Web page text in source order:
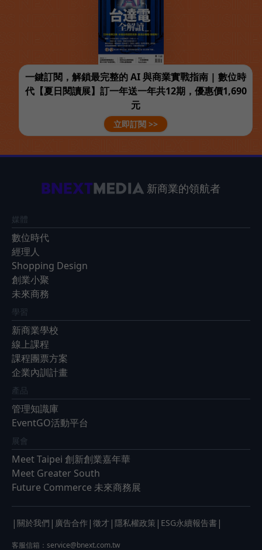
一鍵訂閱，解鎖最完整的 AI 與商業實戰指南 | 數位時
代【夏日閱讀展】訂一年送一年共12期，優惠價1,690
元
立即訂閱 >>
新商業的領航者
媒體
數位時代
經理人
Shopping Design
創業小聚
未來商務
學習
新商業學校
線上課程
課程團票方案
企業內訓計畫
產品
管理知識庫
EventGO活動平台
展會
Meet Taipei 創新創業嘉年華
Meet Greater South
Future Commerce 未來商務展
| 關於我們 | 廣告合作 | 徵才 | 隱私權政策 | ESG永續報告書 |
客服信箱： service@bnext.com.tw